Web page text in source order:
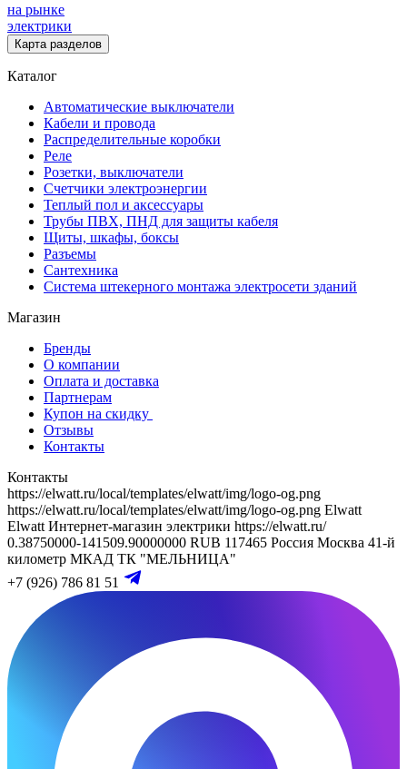
на рынке
электрики
Карта разделов
Каталог
Автоматические выключатели
Кабели и провода
Распределительные коробки
Реле
Розетки, выключатели
Счетчики электроэнергии
Теплый пол и аксессуары
Трубы ПВХ, ПНД для защиты кабеля
Щиты, шкафы, боксы
Разъемы
Сантехника
Система штекерного монтажа электросети зданий
Магазин
Бренды
О компании
Оплата и доставка
Партнерам
Купон на скидку
Отзывы
Контакты
Контакты
https://elwatt.ru/local/templates/elwatt/img/logo-og.png
https://elwatt.ru/local/templates/elwatt/img/logo-og.png Elwatt
Elwatt Интернет-магазин электрики https://elwatt.ru/
0.38750000-141509.90000000 RUB 117465 Россия Москва 41-й
километр МКАД ТК "МЕЛЬНИЦА"
+7 (926) 786 81 51